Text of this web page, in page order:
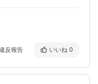
反報告 いいね 0